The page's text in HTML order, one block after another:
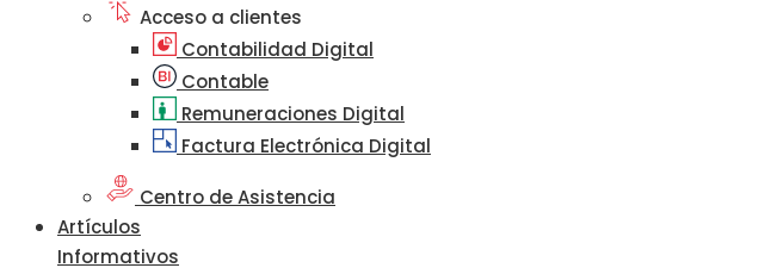
Acceso a clientes
Contabilidad Digital
Contable
Remuneraciones Digital
Factura Electrónica Digital
Centro de Asistencia
Artículos
Informativos